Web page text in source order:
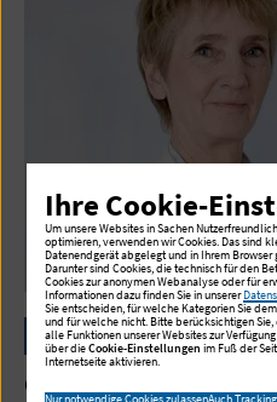
Synka Laatz
Oberärztin, Geburtshilfe
Ihre Cookie-
Um unsere Websites in Sachen
optimieren, verwenden wir Cookies. Das sind
Datenendgerät abgelegt und in Ihrem Browser
Darunter sind Cookies, die technisch für den
Cookies zur anonymen Webanalyse oder für
Informationen dazu finden Sie in unserer
Sie entscheiden, für welche Kategorien Sie
und für welche nicht. Bitte berücksichtigen
alle Funktionen unserer Websites zur
über dieCookie-Einstellungen im Fuß der
Internetseite aktivieren.